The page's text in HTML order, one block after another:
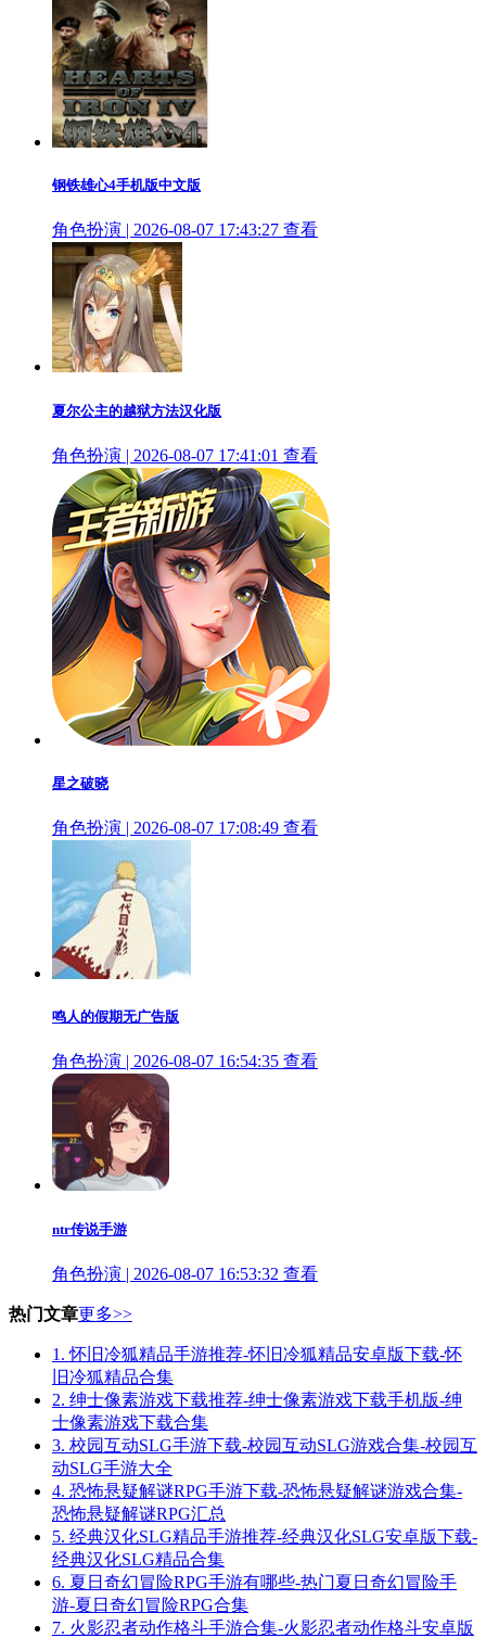
钢铁雄心4手机版中文版
角色扮演 | 2026-08-07 17:43:27 查看
夏尔公主的越狱方法汉化版
角色扮演 | 2026-08-07 17:41:01 查看
星之破晓
角色扮演 | 2026-08-07 17:08:49 查看
鸣人的假期无广告版
角色扮演 | 2026-08-07 16:54:35 查看
ntr传说手游
角色扮演 | 2026-08-07 16:53:32 查看
热门文章更多>>
1. 怀旧冷狐精品手游推荐-怀旧冷狐精品安卓版下载-怀
旧冷狐精品合集
2. 绅士像素游戏下载推荐-绅士像素游戏下载手机版-绅
士像素游戏下载合集
3. 校园互动SLG手游下载-校园互动SLG游戏合集-校园互
动SLG手游大全
4. 恐怖悬疑解谜RPG手游下载-恐怖悬疑解谜游戏合集-
恐怖悬疑解谜RPG汇总
5. 经典汉化SLG精品手游推荐-经典汉化SLG安卓版下载-
经典汉化SLG精品合集
6. 夏日奇幻冒险RPG手游有哪些-热门夏日奇幻冒险手
游-夏日奇幻冒险RPG合集
7. 火影忍者动作格斗手游合集-火影忍者动作格斗安卓版